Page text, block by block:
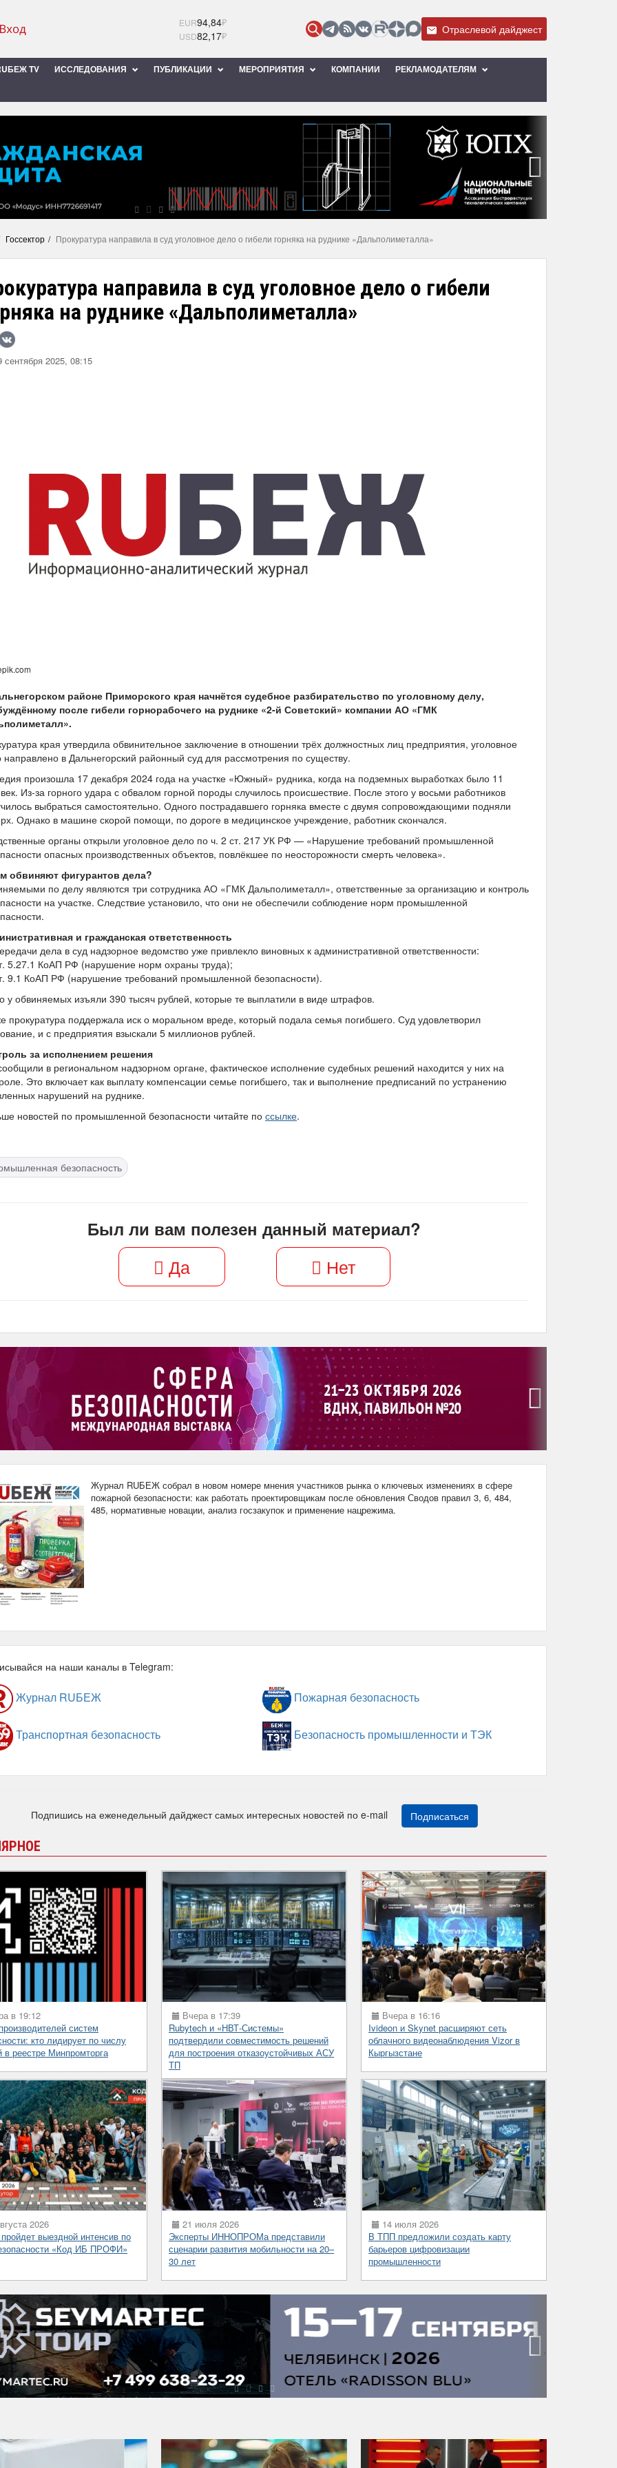
EUR94,84₽
USD82,17₽ Отраслевой дайджест
TV ИССЛЕДОВАНИЯ ПУБЛИКАЦИИ МЕРОПРИЯТИЯ КОМПАНИИ РЕКЛАМОДАТЕЛЯМ
Госсектор Прокуратура направила в суд уголовное дело о гибели горняка на руднике «Дальполиметалла»
направила в суд уголовное дело о гибели
на руднике «Дальполиметалла»
2025, 08:15
районе Приморского края начнётся судебное разбирательство по уголовному делу,
после гибели горнорабочего на руднике «2-й Советский» компании АО «ГМК
края утвердила обвинительное заключение в отношении трёх должностных лиц предприятия, уголовное
направлено в Дальнегорский районный суд для рассмотрения по существу.
произошла 17 декабря 2024 года на участке «Южный» рудника, когда на подземных выработках было 11
Из-за горного удара с обвалом горной породы случилось происшествие. После этого у восьми работников
выбраться самостоятельно. Одного пострадавшего горняка вместе с двумя сопровождающими подняли
Однако в машине скорой помощи, по дороге в медицинское учреждение, работник скончался.
органы открыли уголовное дело по ч. 2 ст. 217 УК РФ — «Нарушение требований промышленной
опасных производственных объектов, повлёкшее по неосторожности смерть человека».
обвиняют фигурантов дела?
по делу являются три сотрудника АО «ГМК Дальполиметалл», ответственные за организацию и контроль
на участке. Следствие установило, что они не обеспечили соблюдение норм промышленной
и гражданская ответственность
дела в суд надзорное ведомство уже привлекло виновных к административной ответственности:
5.27.1 КоАП РФ (нарушение норм охраны труда);
9.1 КоАП РФ (нарушение требований промышленной безопасности).
у обвиняемых изъяли 390 тысяч рублей, которые те выплатили в виде штрафов.
прокуратура поддержала иск о моральном вреде, который подала семья погибшего. Суд удовлетворил
и с предприятия взыскали 5 миллионов рублей.
за исполнением решения
в региональном надзорном органе, фактическое исполнение судебных решений находится у них на
Это включает как выплату компенсации семье погибшего, так и выполнение предписаний по устранению
нарушений на руднике.
новостей по промышленной безопасности читайте по ссылке.
безопасность
Был ли вам полезен данный материал?
Да Нет
Журнал RUБЕЖ собрал в новом номере мнения участников рынка о ключевых изменениях в сфере
пожарной безопасности: как работать проектировщикам после обновления Сводов правил 3, 6, 484,
485, нормативные новации, анализ госзакупок и применение нацрежима.
на наши каналы в Telegram:
Журнал RUБЕЖ Пожарная безопасность
Транспортная безопасность Безопасность промышленности и ТЭК
Подпишись на еженедельный дайджест самых интересных новостей по e-mail Подписаться
в 19:12
систем
кто лидирует по числу
в реестре Минпромторга
Вчера в 17:39
Rubytech и «НВТ-Системы»
подтвердили совместимость решений
для построения отказоустойчивых АСУ
ТП
Вчера в 16:16
Ivideon и Skynet расширяют сеть
облачного видеонаблюдения Vizor в
Кыргызстане
2026
выездной интенсив по
«Код ИБ ПРОФИ»
21 июля 2026
Эксперты ИННОПРОМа представили
сценарии развития мобильности на 20–
30 лет
14 июля 2026
В ТПП предложили создать карту
барьеров цифровизации
промышленности
›